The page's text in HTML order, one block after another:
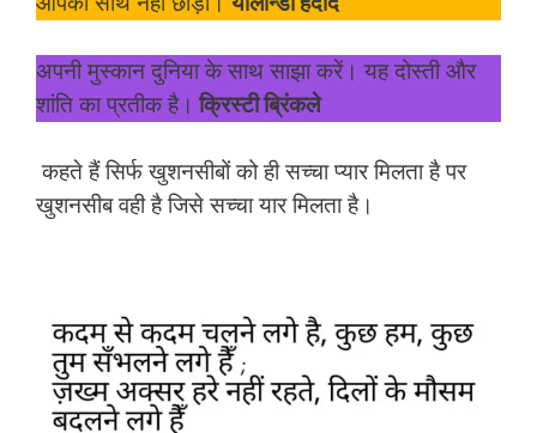
अपनी मुस्कान दुनिया के साथ साझा करें। यह दोस्ती और
शांति का प्रतीक है। क्रिस्टी ब्रिंकले
कहते हैं सिर्फ खुशनसीबों को ही सच्चा प्यार मिलता है पर
खुशनसीब वही है जिसे सच्चा यार मिलता है।